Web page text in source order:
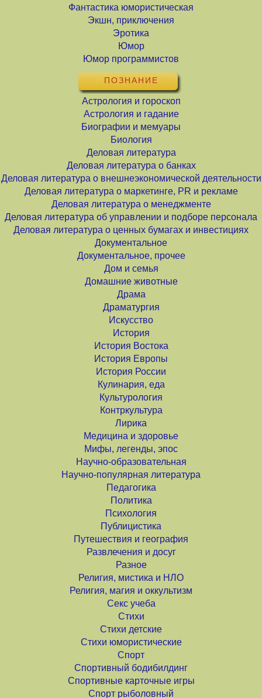
Фантастика юмористическая
Экшн, приключения
Эротика
Юмор
Юмор программистов
ПОЗНАНИЕ
Астрология и гороскоп
Астрология и гадание
Биографии и мемуары
Биология
Деловая литература
Деловая литература о банках
Деловая литература о внешнеэкономической деятельности
Деловая литература о маркетинге, PR и рекламе
Деловая литература о менеджменте
Деловая литература об управлении и подборе персонала
Деловая литература о ценных бумагах и инвестициях
Документальное
Документальное, прочее
Дом и семья
Домашние животные
Драма
Драматургия
Искусство
История
История Востока
История Европы
История России
Кулинария, еда
Культурология
Контркультура
Лирика
Медицина и здоровье
Мифы, легенды, эпос
Научно-образовательная
Научно-популярная литература
Педагогика
Политика
Психология
Публицистика
Путешествия и география
Развлечения и досуг
Разное
Религия, мистика и НЛО
Религия, магия и оккультизм
Секс учеба
Стихи
Стихи детские
Стихи юмористические
Спорт
Спортивный бодибилдинг
Спортивные карточные игры
Спорт рыболовный